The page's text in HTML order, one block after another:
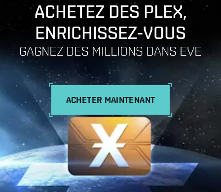
ACHETEZ DES PLEX,
ENRICHISSEZ-VOUS
GAGNEZ DES MILLIONS DANS EVE
ACHETER MAINTENANT